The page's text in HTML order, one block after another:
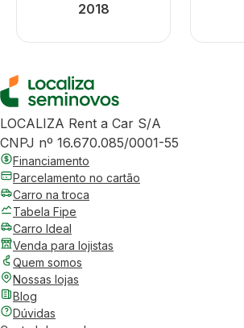
2018
LOCALIZA Rent a Car S/A
CNPJ nº 16.670.085/0001-55
Financiamento
Parcelamento no cartão
Carro na troca
Tabela Fipe
Carro Ideal
Venda para lojistas
Quem somos
Nossas lojas
Blog
Dúvidas